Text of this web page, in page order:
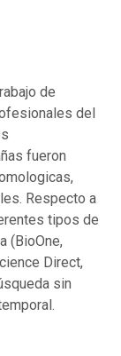
de
del
fueron
Respecto a
tipos de
(BioOne,
Direct,
sin